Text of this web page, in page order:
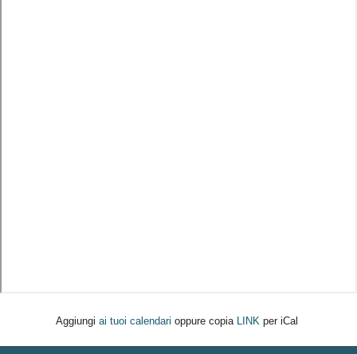
Aggiungi ai tuoi calendari oppure copia LINK per iCal